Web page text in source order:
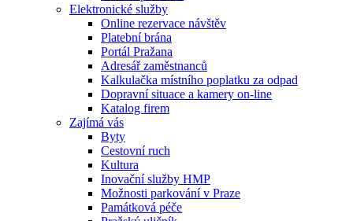
Elektronické služby
Online rezervace návštěv
Platební brána
Portál Pražana
Adresář zaměstnanců
Kalkulačka místního poplatku za odpad
Dopravní situace a kamery on-line
Katalog firem
Zajímá vás
Byty
Cestovní ruch
Kultura
Inovační služby HMP
Možnosti parkování v Praze
Památková péče